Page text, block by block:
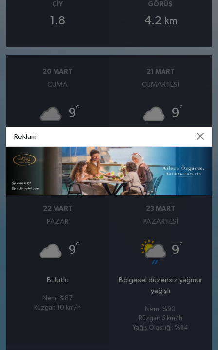
ÇIY
1.8
GÖRÜŞ
4.2 km
20 MART
CUMA
9°
Nem: %80
Rüzgar: 7 km/h
21 MART
CUMARTESI
9°
Rüzgar: 9 km/h
22 MART
PAZAR
9°
Bulutlu
Nem: %87
Rüzgar: 10 km/h
23 MART
PAZARTESI
9°
Bölgesel düzensiz yağmur
yağışlı
Nem: %90
Rüzgar: 5 km/h
Yağış Olasılığı: %84
Reklam